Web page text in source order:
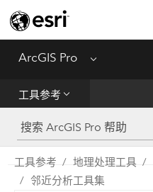
ArcGIS Pro Menu
工具参考
工具参考
Python
SDK
工具参考 地理处理工具
邻近分析工具集